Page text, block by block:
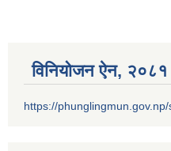
विनियोजन ऐन‚ २०८१
https://